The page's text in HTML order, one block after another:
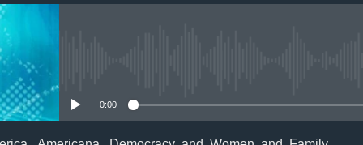
0:00